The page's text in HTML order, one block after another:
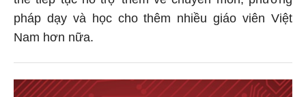
pháp dạy và học cho thêm nhiều giáo viên Việt
Nam hơn nữa.